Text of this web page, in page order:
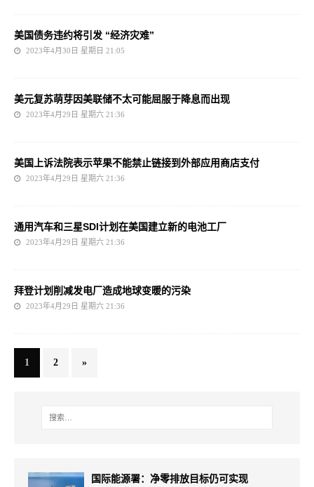
美国债务违约将引发 “经济灾难”
2023年4月30日 星期日 21:05
美元复苏萌芽因美联储不太可能屈服于降息而出现
2023年4月29日 星期六 21:36
美国上诉法院表示苹果不能禁止链接到外部应用商店支付
2023年4月29日 星期六 21:36
通用汽车和三星SDI计划在美国建立新的电池工厂
2023年4月29日 星期六 21:36
拜登计划削减发电厂造成地球变暖的污染
2023年4月29日 星期六 21:36
1 2 »
国际能源署：净零排放目标仍可实现